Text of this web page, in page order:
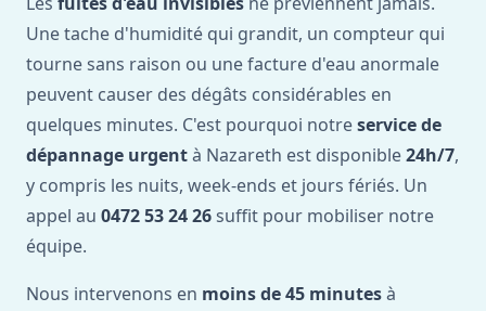
Une tache d'humidité qui grandit, un compteur qui
tourne sans raison ou une facture d'eau anormale
peuvent causer des dégâts considérables en
quelques minutes. C'est pourquoi notreservice de
dépannage urgentà Nazareth est disponible24h/7,
y compris les nuits, week-ends et jours fériés. Un
appel au 0472 53 24 26 suffit pour mobiliser notre
équipe.
Nous intervenons en moins de 45 minutesà